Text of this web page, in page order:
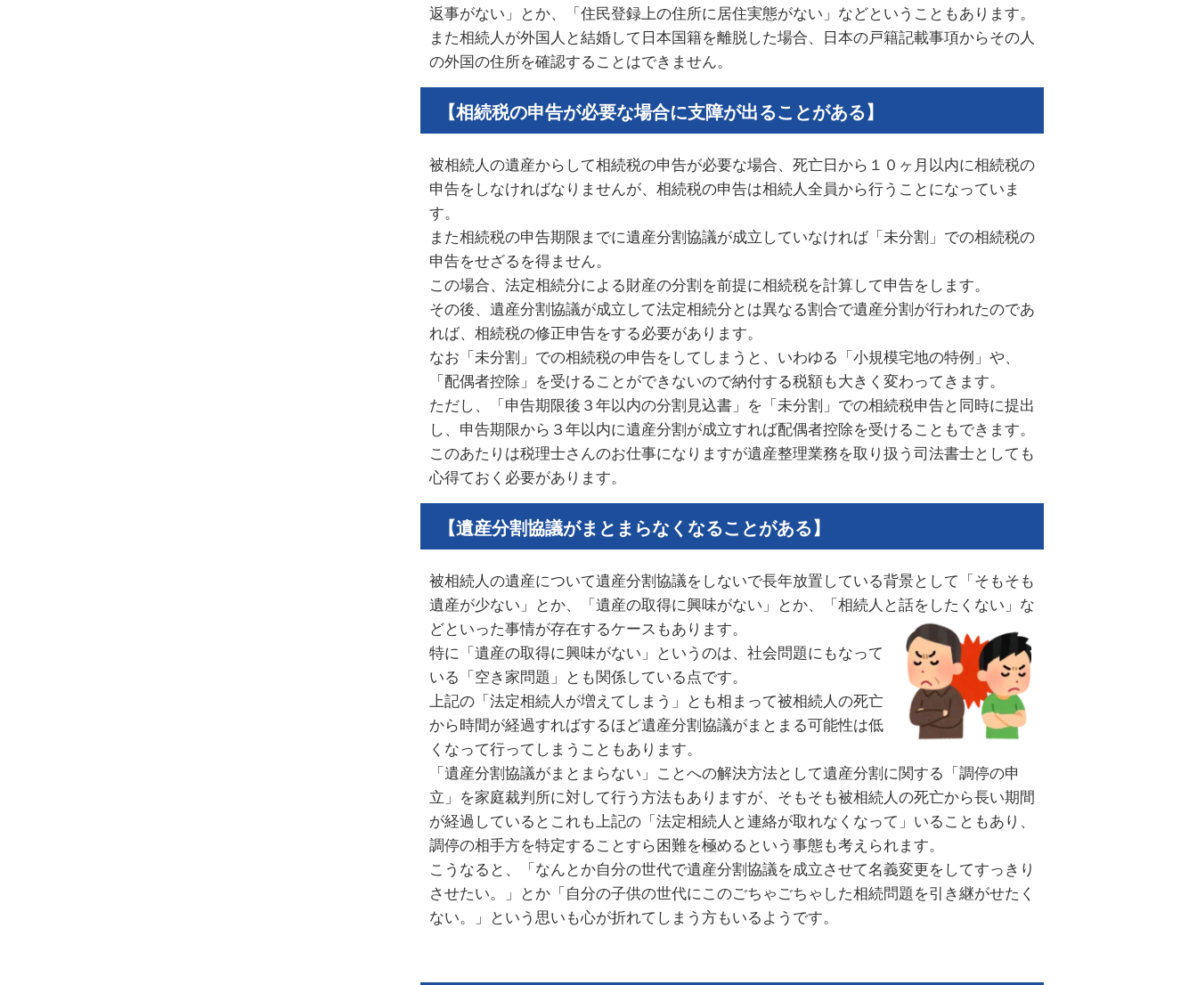
返事がない」とか、「住民登録上の住所に居住実態がない」などということもあります。
また相続人が外国人と結婚して日本国籍を離脱した場合、日本の戸籍記載事項からその人
の外国の住所を確認することはできません。
【相続税の申告が必要な場合に支障が出ることがある】
被相続人の遺産からして相続税の申告が必要な場合、死亡日から１０ヶ月以内に相続税の
申告をしなければなりませんが、相続税の申告は相続人全員から行うことになっていま
す。
また相続税の申告期限までに遺産分割協議が成立していなければ「未分割」での相続税の
申告をせざるを得ません。
この場合、法定相続分による財産の分割を前提に相続税を計算して申告をします。
その後、遺産分割協議が成立して法定相続分とは異なる割合で遺産分割が行われたのであ
れば、相続税の修正申告をする必要があります。
なお「未分割」での相続税の申告をしてしまうと、いわゆる「小規模宅地の特例」や、
「配偶者控除」を受けることができないので納付する税額も大きく変わってきます。
ただし、「申告期限後３年以内の分割見込書」を「未分割」での相続税申告と同時に提出
し、申告期限から３年以内に遺産分割が成立すれば配偶者控除を受けることもできます。
このあたりは税理士さんのお仕事になりますが遺産整理業務を取り扱う司法書士としても
心得ておく必要があります。
【遺産分割協議がまとまらなくなることがある】
被相続人の遺産について遺産分割協議をしないで長年放置している背景として「そもそも
遺産が少ない」とか、「遺産の取得に興味がない」とか、「相続人と話をしたくない」な
どといった事情が存在するケースもあります。
特に「遺産の取得に興味がない」というのは、社会問題にもなって
いる「空き家問題」とも関係している点です。
上記の「法定相続人が増えてしまう」とも相まって被相続人の死亡
から時間が経過すればするほど遺産分割協議がまとまる可能性は低
くなって行ってしまうこともあります。
「遺産分割協議がまとまらない」ことへの解決方法として遺産分割に関する「調停の申
立」を家庭裁判所に対して行う方法もありますが、そもそも被相続人の死亡から長い期間
が経過しているとこれも上記の「法定相続人と連絡が取れなくなって」いることもあり、
調停の相手方を特定することすら困難を極めるという事態も考えられます。
こうなると、「なんとか自分の世代で遺産分割協議を成立させて名義変更をしてすっきり
させたい。」とか「自分の子供の世代にこのごちゃごちゃした相続問題を引き継がせたく
ない。」という思いも心が折れてしまう方もいるようです。